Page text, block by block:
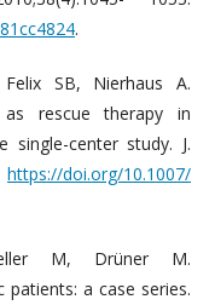
.
SB, Nierhaus А.
as rescue therapy in
single-center study. J.
https://doi.org/10.1007/
M, Drüner M.
a case series.